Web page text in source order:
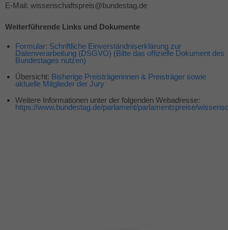
E-Mail: wissenschaftspreis@bundestag.de
Weiterführende Links und Dokumente
Formular: Schriftliche Einverständniserklärung zur
Datenverarbeitung (DSGVO) (Bitte das offizielle Dokument des
Bundestages nutzen)
Übersicht: Bisherige Preisträgerinnen & Preisträger sowie
aktuelle Mitglieder der Jury
Weitere Informationen unter der folgenden Webadresse:
https://www.bundestag.de/parlament/parlamentspreise/